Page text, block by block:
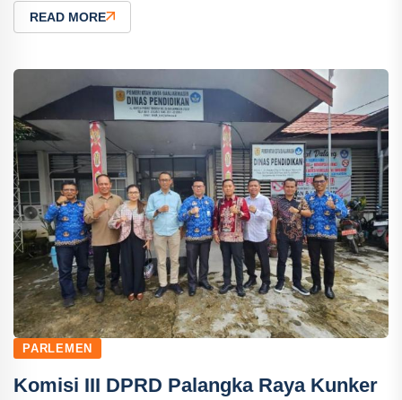
READ MORE
PARLEMEN
Komisi III DPRD Palangka Raya Kunker